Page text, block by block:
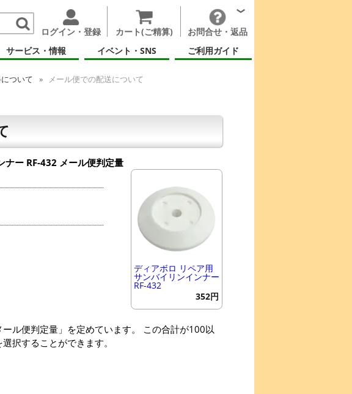
ログイン・登録 カート(ご精算)
お問合せ・返品
サービス・情報 イベント・SNS ご利用ガイド
ついて メール便での配送について
ナー RF-432 メール便判定量
ディアボロ リペア用
サンバイリンインナー
RF-432
352円
ル便判定量」を定めています。 この合計が100以
択することができます。